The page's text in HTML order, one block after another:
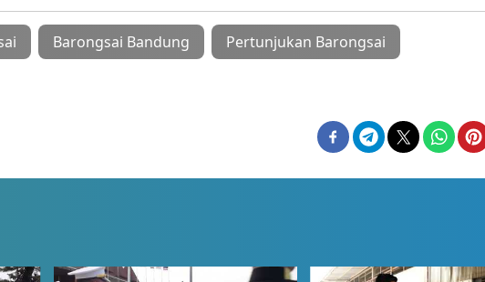
Barongsai Bandung Pertunjukan Barongsai